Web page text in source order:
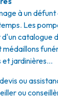
à un
Les
d'un catalogue
médaillons
jardinières...
ou
ou